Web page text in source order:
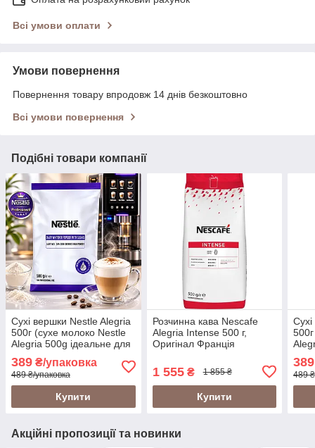
Всі умови оплати
Умови повернення
Повернення товару впродовж 14 днів безкоштовно
Всі умови повернення
Подібні товари компанії
Сухі вершки Nestle Alegria
500г (сухе молоко Nestle
Alegria 500g ідеальне для
389 ₴/упаковка
489 ₴/упаковка
Купити
Розчинна кава Nescafe
Alegria Intense 500 г,
Оригінал Франція
1 555₴ 1 855 ₴
Купити
389
489
Акційні пропозиції та новинки